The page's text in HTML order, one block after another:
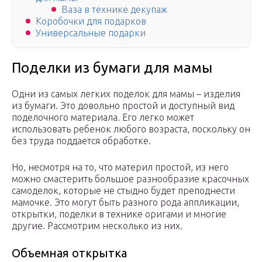
Ваза в технике декупаж
Коробочки для подарков
Универсальные подарки
Поделки из бумаги для мамы
Одни из самых легких поделок для мамы – изделия
из бумаги. Это довольно простой и доступный вид
поделочного материала. Его легко может
использовать ребенок любого возраста, поскольку он
без труда поддается обработке.
Но, несмотря на то, что материл простой, из него
можно смастерить большое разнообразие красочных
самоделок, которые не стыдно будет преподнести
мамочке. Это могут быть разного рода аппликации,
открытки, поделки в технике оригами и многие
другие. Рассмотрим несколько из них.
Объемная открытка